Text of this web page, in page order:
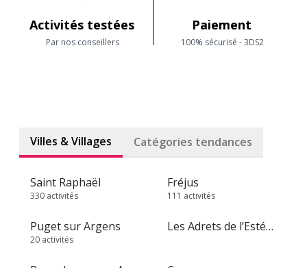
Activités testées
Par nos conseillers
Paiement
100% sécurisé - 3DS2
Villes & Villages Catégories tendances
Saint Raphaël
330 activités
Fréjus
111 activités
Puget sur Argens
20 activités
Les Adrets de l’Estérel